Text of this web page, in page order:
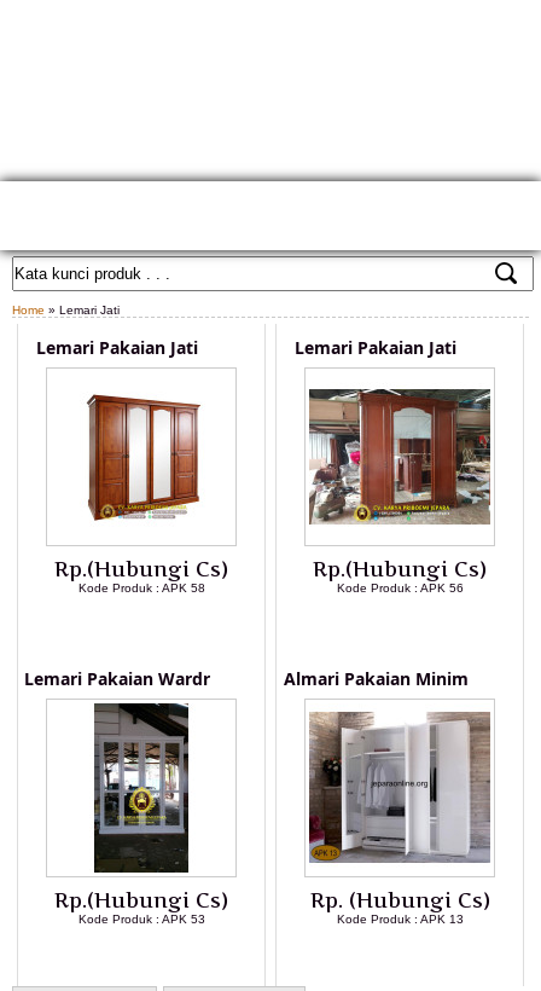
Home » Lemari Jati
Lemari Pakaian Jati
Rp.(Hubungi Cs)
Kode Produk : APK 58
Lemari Pakaian Jati
Rp.(Hubungi Cs)
Kode Produk : APK 56
Lemari Pakaian Wardr
Rp.(Hubungi Cs)
Kode Produk : APK 53
Almari Pakaian Minim
Rp. (Hubungi Cs)
Kode Produk : APK 13